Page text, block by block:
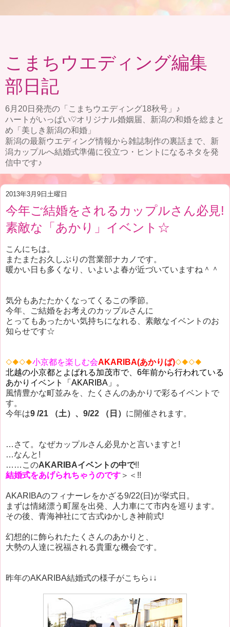
こまちウエディング編集
部日記
6月20日発売の「こまちウエディング18秋号」♪
ハートがいっぱい♡オリジナル婚姻届、新潟の和婚を総まと
め「美しき新潟の和婚」
新潟の最新ウエディング情報から雑誌制作の裏話まで、新
潟カップルへ結婚式準備に役立つ・ヒントになるネタを発
信中です♪
2013年3月9日土曜日
今年ご結婚をされるカップルさん必見!
素敵な「あかり」イベント☆
こんにちは。
またまたお久しぶりの営業部ナカノです。
暖かい日も多くなり、いよいよ春が近づいていますね＾＾
気分もあたたかくなってくるこの季節。
今年、ご結婚をお考えのカップルさんに
とってもあったかい気持ちになれる、素敵なイベントのお
知らせです☆
◇◆◇◆小京都を楽しむ会AKARIBA(あかりば)◇◆◇◆
北越の小京都とよばれる加茂市で、6年前から行われている
あかりイベント「AKARIBA」。
風情豊かな町並みを、たくさんのあかりで彩るイベントで
す。
今年は9 /21 （土）、9/22 （日） に開催されます。
…さて。なぜカップルさん必見かと言いますと!
…なんと!
……このAKARIBAイベントの中で!!
結婚式をあげられちゃうのです ＞＜!!
AKARIBAのフィナーレをかざる9/22(日)が挙式日。
まずは情緒漂う町屋を出発、人力車にて市内を巡ります。
その後、青海神社にて古式ゆかしき神前式!
幻想的に飾られたたくさんのあかりと、
大勢の人達に祝福される貴重な機会です。
昨年のAKARIBA結婚式の様子がこちら↓↓